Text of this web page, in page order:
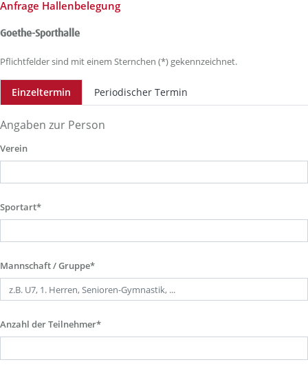
Anfrage Hallenbelegung
Goethe-Sporthalle
Pflichtfelder sind mit einem Sternchen (*) gekennzeichnet.
Einzeltermin Periodischer Termin
Angaben zur Person
Verein
Sportart*
Mannschaft / Gruppe*
Anzahl der Teilnehmer*